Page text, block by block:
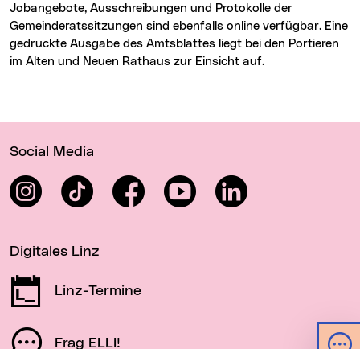
Jobangebote, Ausschreibungen und Protokolle der
Gemeinderatssitzungen sind ebenfalls online verfügbar. Eine
gedruckte Ausgabe des Amtsblattes liegt bei den Portieren
im Alten und Neuen Rathaus zur Einsicht auf.
Social Media
InstagramTikTok FacebookYouTube LinkedIn
Digitales Linz
Linz-Termine
Frag ELLI!